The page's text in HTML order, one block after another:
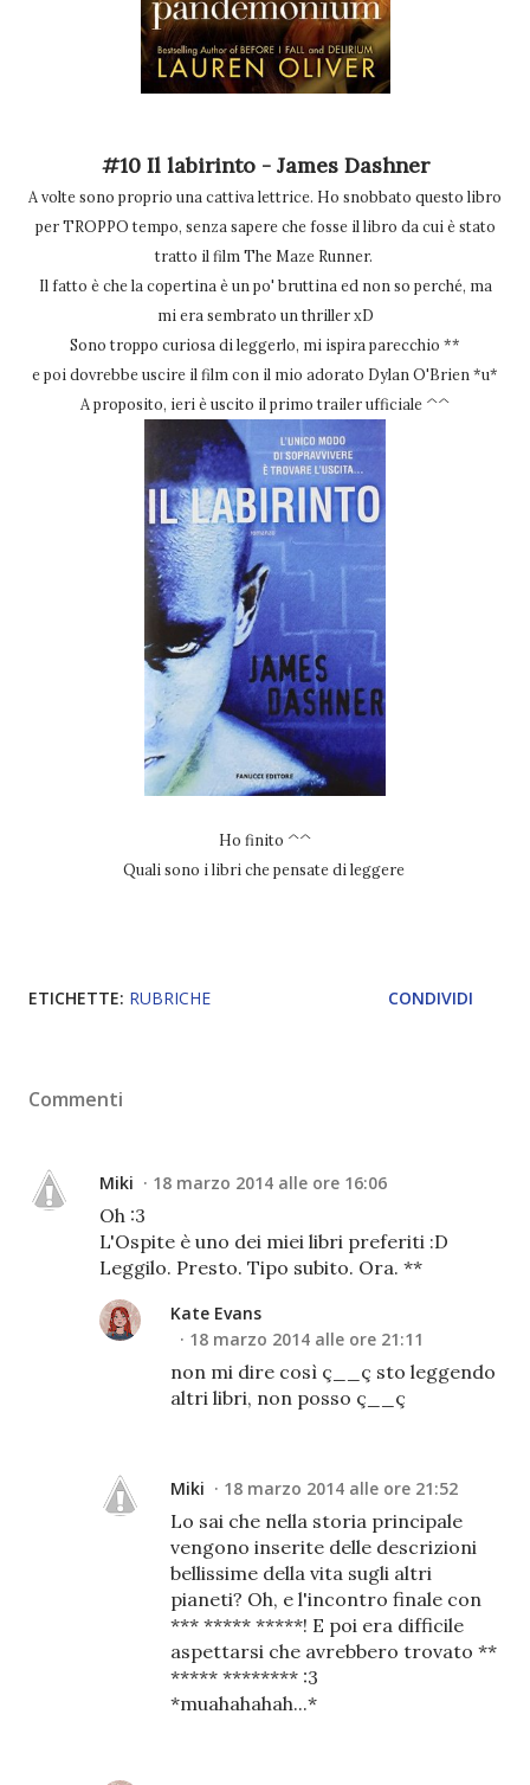
#10 Il labirinto - James Dashner
A volte sono proprio una cattiva lettrice. Ho snobbato questo libro
per TROPPO tempo, senza sapere che fosse il libro da cui è stato
tratto il film The Maze Runner.
Il fatto è che la copertina è un po' bruttina ed non so perché, ma
mi era sembrato un thriller xD
Sono troppo curiosa di leggerlo, mi ispira parecchio **
e poi dovrebbe uscire il film con il mio adorato Dylan O'Brien *u*
A proposito, ieri è uscito il primo trailer ufficiale ^^
Ho finito ^^
Quali sono i libri che pensate di leggere
ETICHETTE: RUBRICHE CONDIVIDI
Commenti
Miki 18 marzo 2014 alle ore 16:06
Oh :3
L'Ospite è uno dei miei libri preferiti :D
Leggilo. Presto. Tipo subito. Ora. **
Kate Evans
18 marzo 2014 alle ore 21:11
non mi dire così ç__ç sto leggendo
altri libri, non posso ç__ç
Miki 18 marzo 2014 alle ore 21:52
Lo sai che nella storia principale
vengono inserite delle descrizioni
bellissime della vita sugli altri
pianeti? Oh, e l'incontro finale con
*** ***** *****! E poi era difficile
aspettarsi che avrebbero trovato **
***** ******** :3
*muahahahah...*